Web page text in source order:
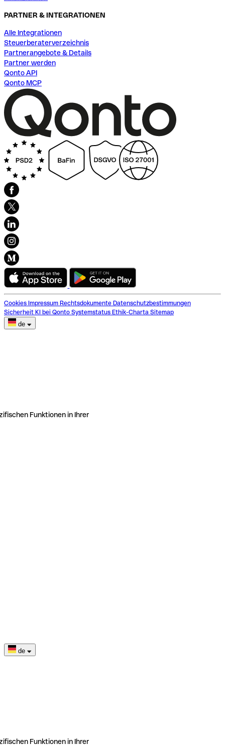
PARTNER & INTEGRATIONEN
Alle Integrationen
Steuerberaterverzeichnis
Partnerangebote & Details
Partner werden
Qonto API
Qonto MCP
Cookies Impressum Rechtsdokumente Datenschutzbestimmungen
Sicherheit KI bei Qonto Systemstatus Ethik-Charta Sitemap
de
Funktionen in Ihrer
de
Funktionen in Ihrer